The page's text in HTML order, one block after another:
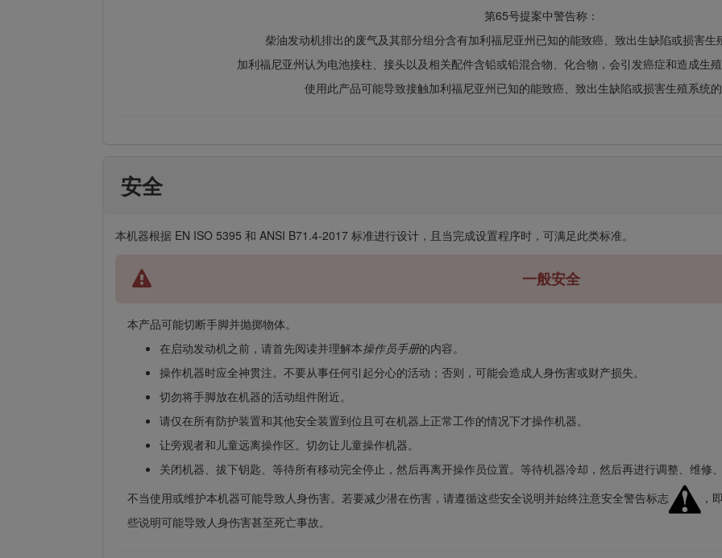
第65号提案中警告称：
柴油发动机排出的废气及其部分组分含有加利福尼亚州已知的能致癌、致出生缺陷或损害生
加利福尼亚州认为电池接柱、接头以及相关配件含铅或铅混合物、化合物，会引发癌症和造成生殖
使用此产品可能导致接触加利福尼亚州已知的能致癌、致出生缺陷或损害生殖系统的
安全
本机器根据 EN ISO 5395 和 ANSI B71.4-2017 标准进行设计，且当完成设置程序时，可满足此类标准。
一般安全
本产品可能切断手脚并抛掷物体。
在启动发动机之前，请首先阅读并理解本操作员手册的内容。
操作机器时应全神贯注。不要从事任何引起分心的活动；否则，可能会造成人身伤害或财产损失。
切勿将手脚放在机器的活动组件附近。
请仅在所有防护装置和其他安全装置到位且可在机器上正常工作的情况下才操作机器。
让旁观者和儿童远离操作区。切勿让儿童操作机器。
关闭机器、拔下钥匙、等待所有移动完全停止，然后再离开操作员位置。等待机器冷却，然后再进行调整、维修、
不当使用或维护本机器可能导致人身伤害。若要减少潜在伤害，请遵循这些安全说明并始终注意安全警告标志
，
些说明可能导致人身伤害甚至死亡事故。